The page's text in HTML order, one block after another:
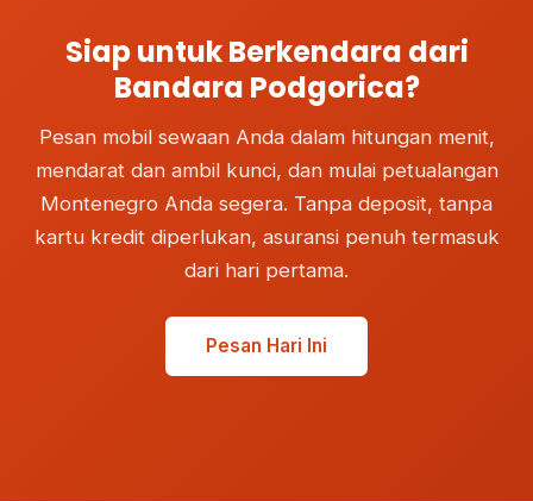
Siap untuk Berkendara dari
Bandara Podgorica?
Pesan mobil sewaan Anda dalam hitungan menit,
mendarat dan ambil kunci, dan mulai petualangan
Montenegro Anda segera. Tanpa deposit, tanpa
kartu kredit diperlukan, asuransi penuh termasuk
dari hari pertama.
Pesan Hari Ini